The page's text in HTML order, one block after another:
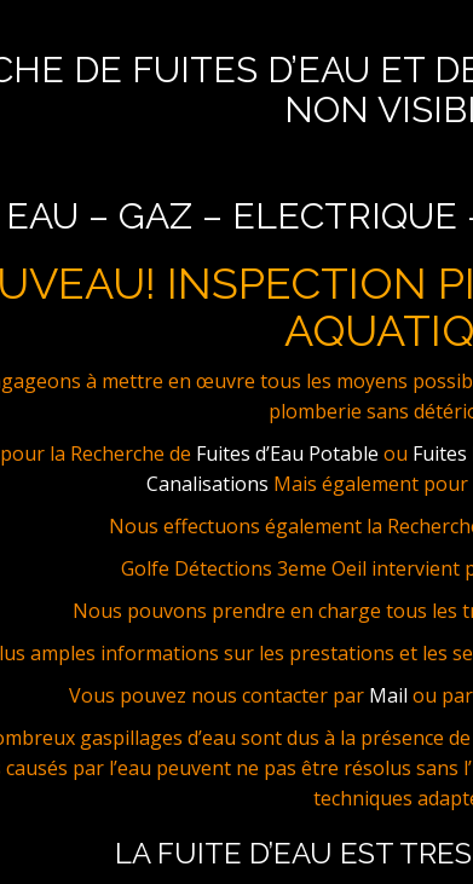
DE FUITES D’EAU ET
NON
EAU – GAZ –
INSPECTION
à mettre en œuvre tous les moyens
plomberie sans
la Recherche de Fuites d’Eau Potable ou Fuites
Canalisations Mais également pour
Nous effectuons également la
Golfe Détections 3eme Oeil intervient
Nous pouvons prendre en charge tous les
amples informations sur les prestations et les
Vous pouvez nous contacter par Mail ou par
gaspillages d’eau sont dus à la présence
par l’eau peuvent ne pas être résolus
techniques
LA FUITE D’EAU EST